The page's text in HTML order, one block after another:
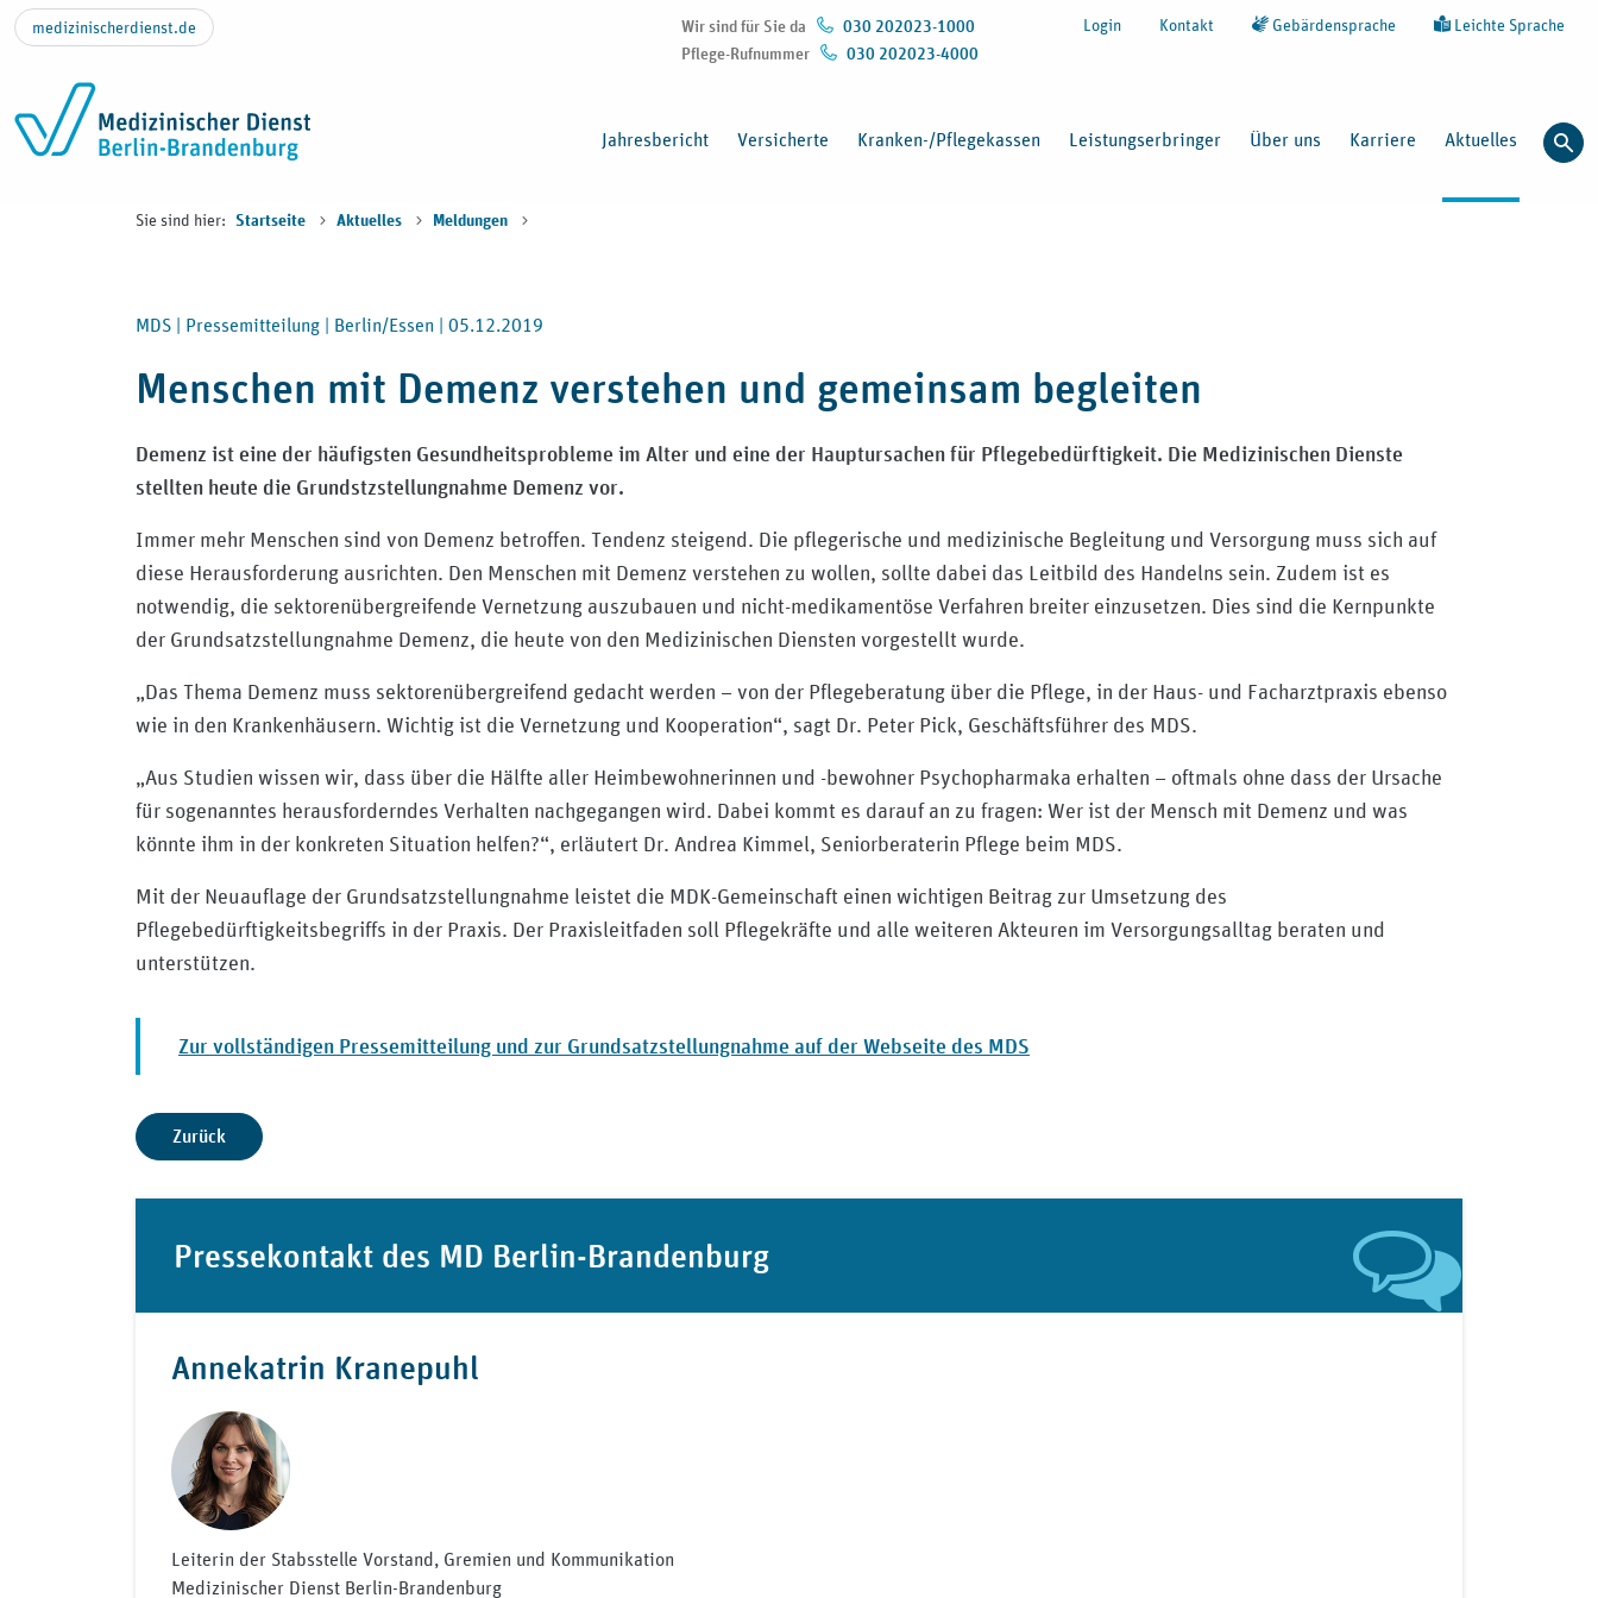
Zum Inhalt springen
medizinischerdienst.de Wir sind für Sie da
030 202023-1000
Pflege-Rufnummer
030 202023-4000
Login Kontakt Gebärdensprache Leichte Sprache
Jahresbericht
(Öffnet in neuem Fenster)
Versicherte Kranken-/Pflegekassen Leistungserbringer Über uns Karriere Aktuelles
Sie sind hier: Startseite Aktuelles Meldungen
MDS | Pressemitteilung | Berlin/Essen | 05.12.2019
Menschen mit Demenz verstehen und gemeinsam begleiten
Demenz ist eine der häufigsten Gesundheitsprobleme im Alter und eine der Hauptursachen für Pflegebedürftigkeit. Die Medizinischen Dienste
stellten heute die Grundstzstellungnahme Demenz vor.
Immer mehr Menschen sind von Demenz betroffen. Tendenz steigend. Die pflegerische und medizinische Begleitung und Versorgung muss sich auf
diese Herausforderung ausrichten. Den Menschen mit Demenz verstehen zu wollen, sollte dabei das Leitbild des Handelns sein. Zudem ist es
notwendig, die sektorenübergreifende Vernetzung auszubauen und nicht-medikamentöse Verfahren breiter einzusetzen. Dies sind die Kernpunkte
der Grundsatzstellungnahme Demenz, die heute von den Medizinischen Diensten vorgestellt wurde.
„Das Thema Demenz muss sektorenübergreifend gedacht werden – von der Pflegeberatung über die Pflege, in der Haus- und Facharztpraxis ebenso
wie in den Krankenhäusern. Wichtig ist die Vernetzung und Kooperation“, sagt Dr. Peter Pick, Geschäftsführer des MDS.
„Aus Studien wissen wir, dass über die Hälfte aller Heimbewohnerinnen und -bewohner Psychopharmaka erhalten – oftmals ohne dass der Ursache
für sogenanntes herausforderndes Verhalten nachgegangen wird. Dabei kommt es darauf an zu fragen: Wer ist der Mensch mit Demenz und was
könnte ihm in der konkreten Situation helfen?“, erläutert Dr. Andrea Kimmel, Seniorberaterin Pflege beim MDS.
Mit der Neuauflage der Grundsatzstellungnahme leistet die MDK-Gemeinschaft einen wichtigen Beitrag zur Umsetzung des
Pflegebedürftigkeitsbegriffs in der Praxis. Der Praxisleitfaden soll Pflegekräfte und alle weiteren Akteuren im Versorgungsalltag beraten und
unterstützen.
Zur vollständigen Pressemitteilung und zur Grundsatzstellungnahme auf der Webseite des MDS
Zurück
Pressekontakt des MD Berlin-Brandenburg
Annekatrin Kranepuhl
Leiterin der Stabsstelle Vorstand, Gremien und Kommunikation
Medizinischer Dienst Berlin-Brandenburg